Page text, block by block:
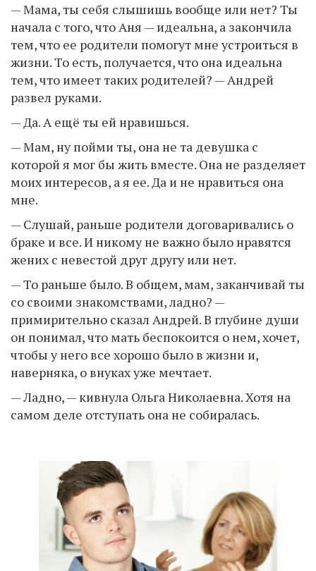
— Мама, ты себя слышишь вообще или нет? Ты
начала с того, что Аня — идеальна, а закончила
тем, что ее родители помогут мне устроиться в
жизни. То есть, получается, что она идеальна
тем, что имеет таких родителей? — Андрей
развел руками.
— Да. А ещё ты ей нравишься.
— Мам, ну пойми ты, она не та девушка с
которой я мог бы жить вместе. Она не разделяет
моих интересов, а я ее. Да и не нравиться она
мне.
— Слушай, раньше родители договаривались о
браке и все. И никому не важно было нравятся
жених с невестой друг другу или нет.
— То раньше было. В общем, мам, заканчивай ты
со своими знакомствами, ладно? —
примирительно сказал Андрей. В глубине души
он понимал, что мать беспокоится о нем, хочет,
чтобы у него все хорошо было в жизни и,
наверняка, о внуках уже мечтает.
— Ладно, — кивнула Ольга Николаевна. Хотя на
самом деле отступать она не собиралась.